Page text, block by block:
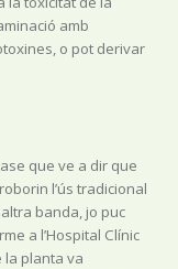
amb
o pot derivar
que ve a dir que
l’ús tradicional
banda, jo puc
a l’Hospital Clínic
la planta va